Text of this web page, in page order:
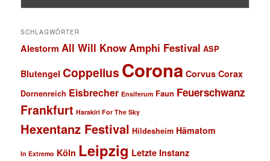
SCHLAGWÖRTER
Alestorm All Will KnowAmphi Festival ASP
Blutengel Coppelius Corona Corvus Corax
Dornenreich Eisbrecher Ensiferum Faun Feuerschwanz
Frankfurt Harakiri For The Sky
Hexentanz Festival Hildesheim Hämatom
In Extremo Köln Leipzig Letzte Instanz